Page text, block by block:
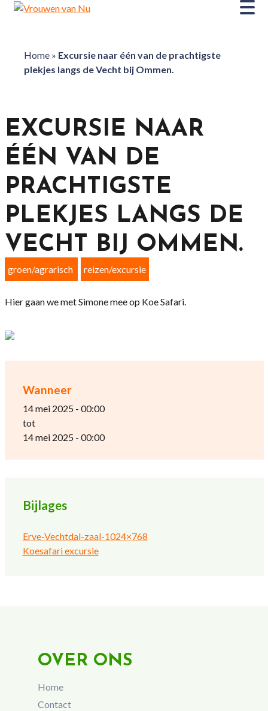
Home» Excursie naar één van de prachtigste
plekjes langs de Vecht bij Ommen.
Wanneer
14 mei 2025 - 00:00
tot
14 mei 2025 - 00:00
Bijlages
Erve-Vechtdal-zaal-1024×768
Koesafari excursie
EXCURSIE NAAR
ÉÉN VAN DE
PRACHTIGSTE
PLEKJES LANGS DE
VECHT BIJ OMMEN.
groen/agrarisch reizen/excursie
Hier gaan we met Simone mee op Koe Safari.
OVER ONS
Home
Contact